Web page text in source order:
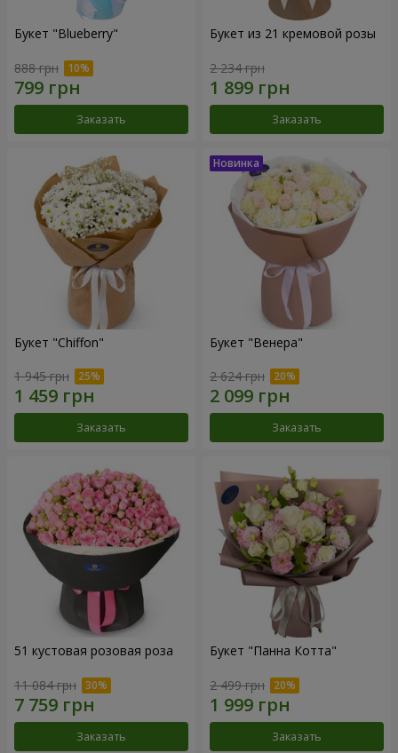
Букет "Blueberry"
888 грн
Заказать
Букет из 21 кремовой розы
2 234 грн
Заказать
Букет "Chiffon"
1 945 грн
Заказать
Букет "Венера"
2 624 грн
Заказать
51 кустовая розовая роза
11 084 грн
Заказать
Букет "Панна Котта"
2 499 грн
Заказать